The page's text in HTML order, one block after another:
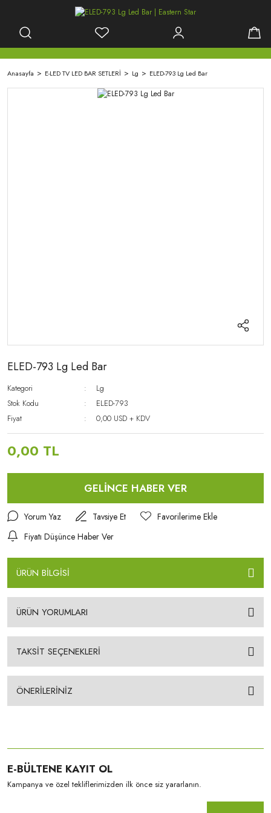
Anasayfa E-LED TV LED BAR SETLERİ Lg ELED-793 Lg Led Bar
ELED-793 Lg Led Bar
Kategori
Lg
Stok Kodu
ELED-793
Fiyat
0,00 USD + KDV
0,00 TL
GELİNCE HABER VER
Yorum Yaz
Tavsiye Et
Fiyatı Düşünce Haber Ver
ÜRÜN BİLGİSİ
ÜRÜN YORUMLARI
TAKSİT SEÇENEKLERİ
ÖNERİLERİNİZ
E-BÜLTENE KAYIT OL
Kampanya ve özel tekliflerimizden ilk önce siz yararlanın.